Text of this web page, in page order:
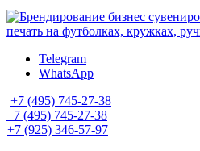
Telegram
WhatsApp
+7 (495) 745-27-38
+7 (495) 745-27-38
+7 (925) 346-57-97